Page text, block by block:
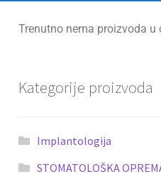
Trenutno nema proizvoda u
Kategorije proizvoda
Implantologija
STOMATOLOŠKA